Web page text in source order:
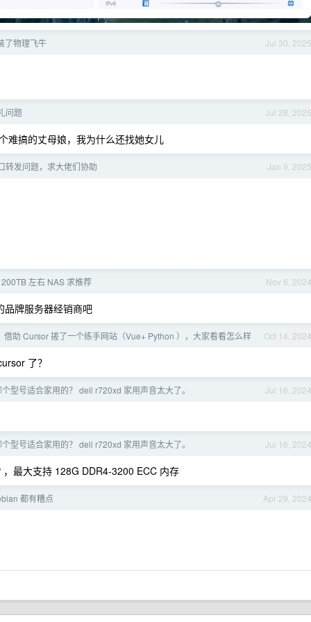
Jul 30, 2025
了物理飞牛
Jul 28, 2025
问题
难搞的丈母娘，我为什么还找她女儿
Jan 9, 2025
转发问题，求大佬们协助
Nov 6, 2024
左右 NAS 求推荐
品牌服务器经销商吧
Oct 14, 2024
借助 Cursor 搓了一个练手网站（Vue+ Python ），大家看看怎么样
了？
Jul 16, 2024
型号适合家用的？ dell r720xd 家用声音太大了。
Jul 16, 2024
型号适合家用的？ dell r720xd 家用声音太大了。
最大支持 128G DDR4-3200 ECC 内存
Apr 29, 2024
都有糟点